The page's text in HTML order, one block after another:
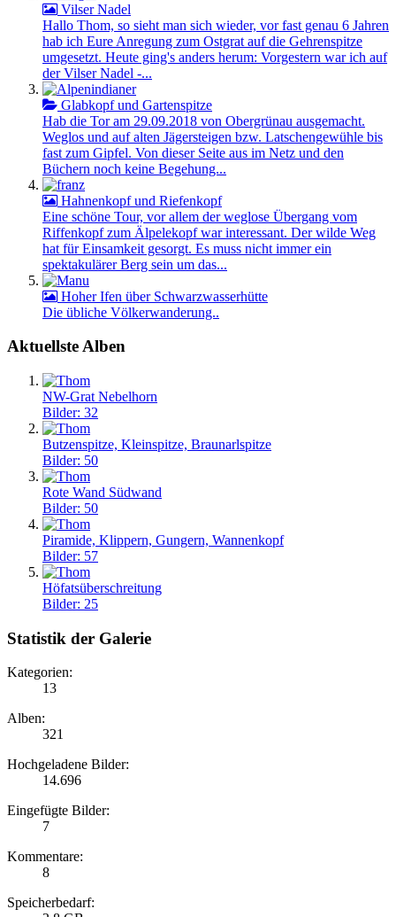
Vilser Nadel
Hallo Thom, so sieht man sich wieder, vor fast genau 6 Jahren
hab ich Eure Anregung zum Ostgrat auf die Gehrenspitze
umgesetzt. Heute ging's anders herum: Vorgestern war ich auf
der Vilser Nadel -...
Glabkopf und Gartenspitze
Hab die Tor am 29.09.2018 von Obergrünau ausgemacht.
Weglos und auf alten Jägersteigen bzw. Latschengewühle bis
fast zum Gipfel. Von dieser Seite aus im Netz und den
Büchern noch keine Begehung...
Hahnenkopf und Riefenkopf
Eine schöne Tour, vor allem der weglose Übergang vom
Riffenkopf zum Älpelekopf war interessant. Der wilde Weg
hat für Einsamkeit gesorgt. Es muss nicht immer ein
spektakulärer Berg sein um das...
Hoher Ifen über Schwarzwasserhütte
Die übliche Völkerwanderung..
Aktuellste Alben
NW-Grat Nebelhorn
Bilder: 32
Butzenspitze, Kleinspitze, Braunarlspitze
Bilder: 50
Rote Wand Südwand
Bilder: 50
Piramide, Klippern, Gungern, Wannenkopf
Bilder: 57
Höfatsüberschreitung
Bilder: 25
Statistik der Galerie
Kategorien:
13
Alben:
321
Hochgeladene Bilder:
14.696
Eingefügte Bilder:
7
Kommentare:
8
Speicherbedarf: